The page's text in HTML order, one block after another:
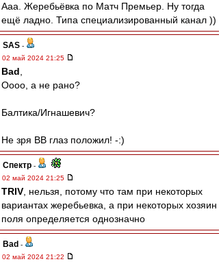
Ааа. Жеребьёвка по Матч Премьер. Ну тогда
ещё ладно. Типа специализированный канал ))
SAS -
02 май 2024 21:25
Bad
Оооо, а не рано?
Балтика/Игнашевич?
Не зря ВВ глаз положил! -:)
Спектр -
02 май 2024 21:25
TRIV , нельзя, потому что там при некоторых
вариантах жеребьевка, а при некоторых хозяин
поля определяется однозначно
Bad -
02 май 2024 21:22